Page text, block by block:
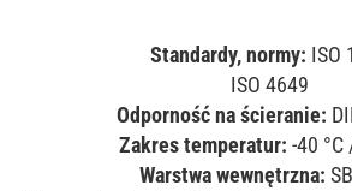
Standardy, normy: ISO
ISO 4649
Odporność na ścieranie:
Zakres temperatur: -40 °C
Warstwa wewnętrzna: